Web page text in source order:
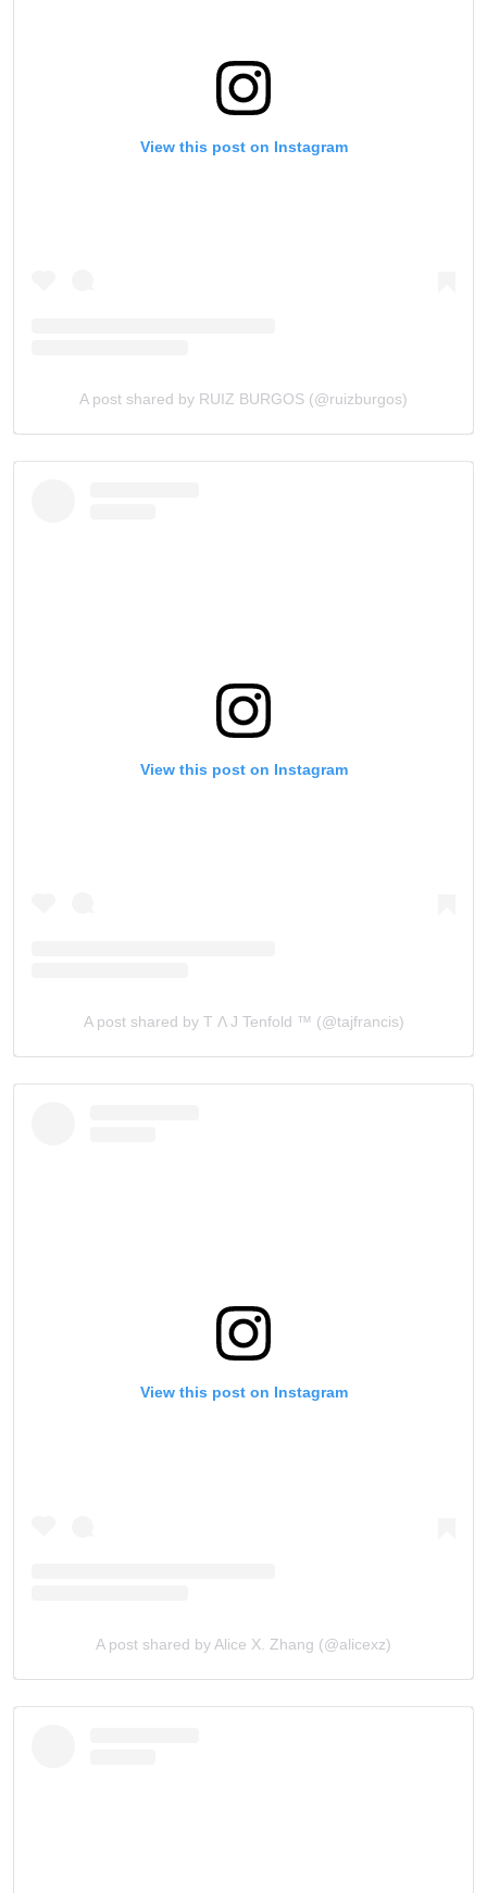
View this post on Instagram
A post shared by RUIZ BURGOS (@ruizburgos)
View this post on Instagram
A post shared by T Λ J Tenfold ™ (@tajfrancis)
View this post on Instagram
A post shared by Alice X. Zhang (@alicexz)